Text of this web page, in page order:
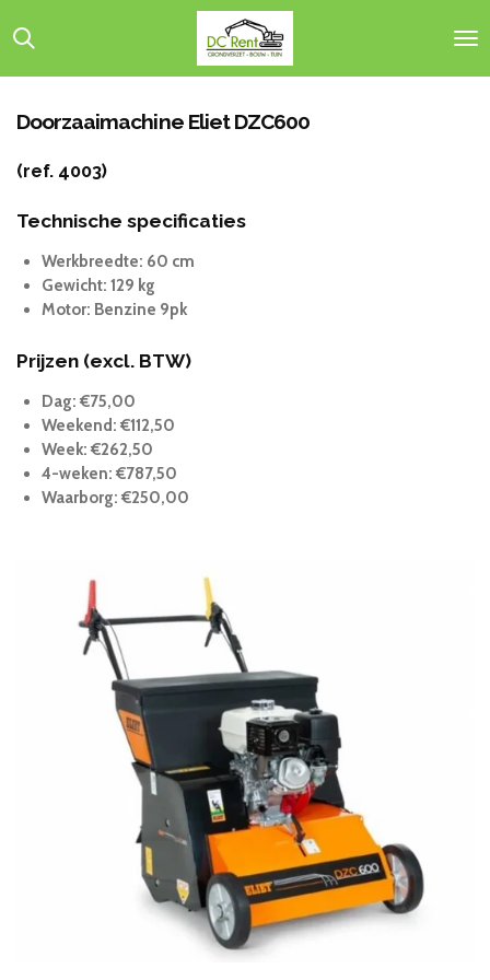
direct
hoofdinhoud
Doorzaaimachine Eliet DZC600
(ref. 4003)
Technische specificaties
Werkbreedte: 60 cm
Gewicht: 129 kg
Motor: Benzine 9pk
Prijzen (excl. BTW)
Dag: €75,00
Weekend: €112,50
Week: €262,50
4-weken: €787,50
Waarborg: €250,00